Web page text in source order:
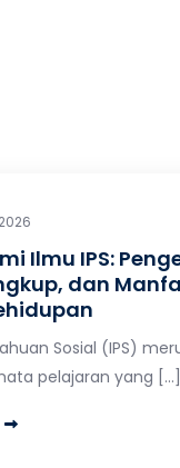
Ilmu IPS:
dan
Sosial (IPS)
pelajaran yang […]